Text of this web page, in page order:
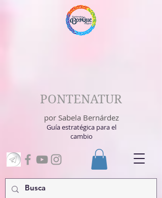
PONTENATUR
por Sabela Bernárdez
Guía estratégica para el
cambio